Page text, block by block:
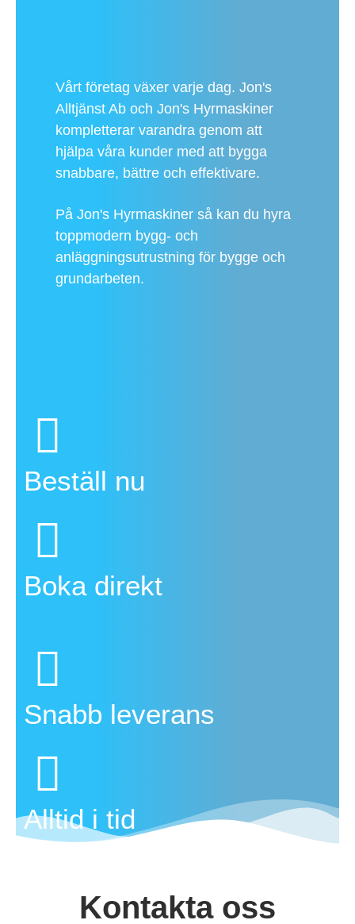
Vårt företag växer varje dag. Jon's
Alltjänst Ab och Jon's Hyrmaskiner
kompletterar varandra genom att
hjälpa våra kunder med att bygga
snabbare, bättre och effektivare.
På Jon's Hyrmaskiner så kan du hyra
toppmodern bygg- och
anläggningsutrustning för bygge och
grundarbeten.
Beställ nu
Boka direkt
Snabb leverans
Alltid i tid
Kontakta oss